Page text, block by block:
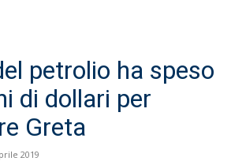
petrolio ha speso
di dollari per
Greta
2019